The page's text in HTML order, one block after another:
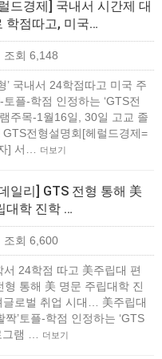
드경제] 국내서 시간제 대
학점따고, 미국…
조회 6,148
’ 국내서 24학점따고 미국 주
토플-학점 인정하는 ‘GTS전
주목-1월16일, 30일 고교 졸
GTS전형설명회[헤럴드경제=
] 서…
더보기
일리] GTS 전형 통해 美
대학 진학 …
조회 6,600
서 24학점 따고 美주립대 편
형 통해 美 명문 주립대학 진
글로벌 취업 시대… 美주립대
짝’토플-학점 인정하는 ‘GTS
그램 …
더보기